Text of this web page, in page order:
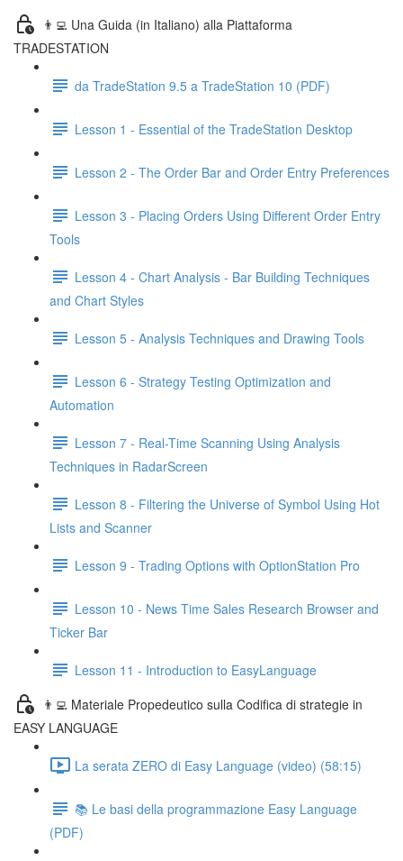
👨‍💻 Una Guida (in Italiano) alla Piattaforma
TRADESTATION
da TradeStation 9.5 a TradeStation 10 (PDF)
Lesson 1 - Essential of the TradeStation Desktop
Lesson 2 - The Order Bar and Order Entry Preferences
Lesson 3 - Placing Orders Using Different Order Entry
Tools
Lesson 4 - Chart Analysis - Bar Building Techniques
and Chart Styles
Lesson 5 - Analysis Techniques and Drawing Tools
Lesson 6 - Strategy Testing Optimization and
Automation
Lesson 7 - Real-Time Scanning Using Analysis
Techniques in RadarScreen
Lesson 8 - Filtering the Universe of Symbol Using Hot
Lists and Scanner
Lesson 9 - Trading Options with OptionStation Pro
Lesson 10 - News Time Sales Research Browser and
Ticker Bar
Lesson 11 - Introduction to EasyLanguage
👨‍💻 Materiale Propedeutico sulla Codifica di strategie in
EASY LANGUAGE
La serata ZERO di Easy Language (video) (58:15)
📚 Le basi della programmazione Easy Language
(PDF)